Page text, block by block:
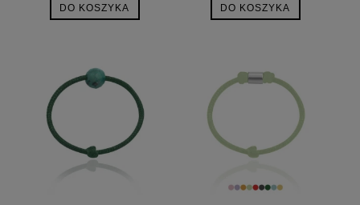
DO KOSZYKA DO KOSZYKA